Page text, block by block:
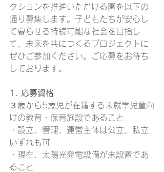
クションを推進いただける園を以下の
通り募集します。子どもたちが安心し
て暮らせる持続可能な社会を目指し
て、未来を共につくるプロジェクトに
ぜひご参加ください。ご応募をお待ち
しております。
1. 応募資格
３歳から5歳児が在籍する未就学児童向
けの教育・保育施設であること
・設立、管理、運営主体は公立、私立
いずれも可
・現在、太陽光発電設備が未設置であ
ること